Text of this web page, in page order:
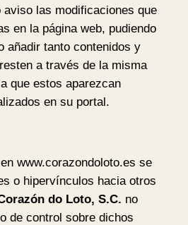
las modificaciones que
en la página web, pudiendo
añadir tanto contenidos y
a través de la misma
que estos aparezcan
en su portal.
www.corazondoloto.es se
o hipervínculos hacia otros
do Loto, S.C. no
de control sobre dichos